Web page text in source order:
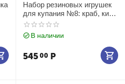
Набор резиновых игрушек
для купания №8: краб, кит,
акула и крокодил
В наличии
54500 Р